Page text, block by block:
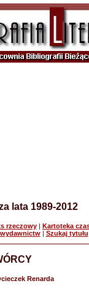
lata 1989-2012
rzeczowy | Kartoteka
| Szukaj tytułu
Renarda